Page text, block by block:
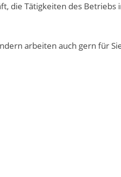
die Tätigkeiten des
arbeiten auch gern für